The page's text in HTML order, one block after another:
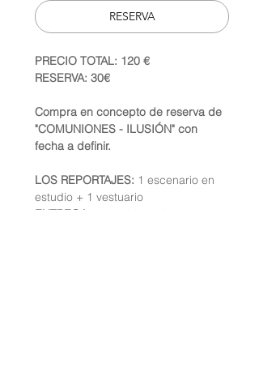
RESERVA
PRECIO TOTAL: 120 €
RESERVA: 30€
Compra en concepto de reserva de
"COMUNIONES - ILUSIÓN" con
fecha a definir.
LOS REPORTAJES: 1 escenario en
estudio + 1 vestuario
ENTREGA: